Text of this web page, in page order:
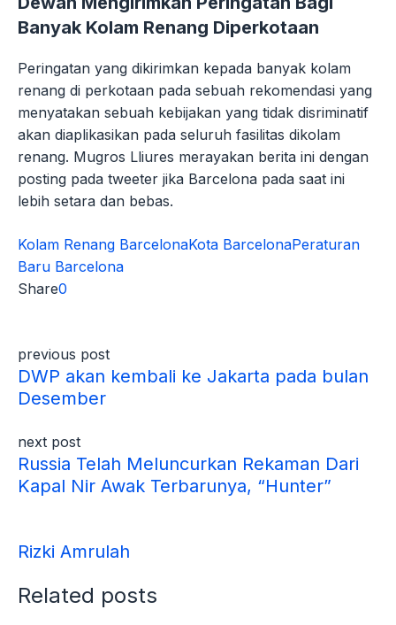
Banyak Kolam Renang Diperkotaan
Peringatan yang dikirimkan kepada banyak kolam
renang di perkotaan pada sebuah rekomendasi yang
menyatakan sebuah kebijakan yang tidak disriminatif
akan diaplikasikan pada seluruh fasilitas dikolam
renang. Mugros Lliures merayakan berita ini dengan
posting pada tweeter jika Barcelona pada saat ini
lebih setara dan bebas.
Kolam Renang BarcelonaKota BarcelonaPeraturan
Baru Barcelona
Share0
previous post
DWP akan kembali ke Jakarta pada bulan
Desember
next post
Russia Telah Meluncurkan Rekaman Dari
Kapal Nir Awak Terbarunya, “Hunter”
Rizki Amrulah
Related posts